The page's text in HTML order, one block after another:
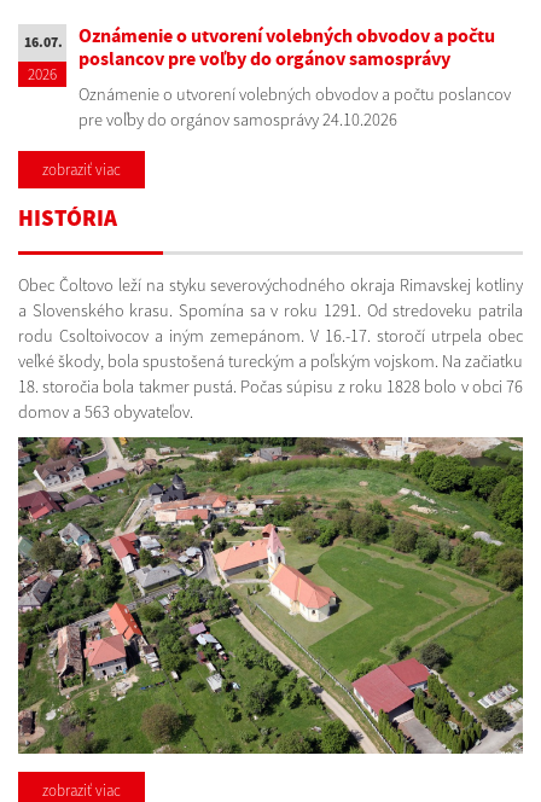
16.07.
2026
Oznámenie o utvorení volebných obvodov a počtu
poslancov pre voľby do orgánov samosprávy
Oznámenie o utvorení volebných obvodov a počtu poslancov
pre voľby do orgánov samosprávy 24.10.2026
zobraziť viac
HISTÓRIA
Obec Čoltovo leží na styku severovýchodného okraja Rimavskej kotliny
a Slovenského krasu. Spomína sa v roku 1291. Od stredoveku patrila
rodu Csoltoivocov a iným zemepánom. V 16.-17. storočí utrpela obec
veľké škody, bola spustošená tureckým a poľským vojskom. Na začiatku
18. storočia bola takmer pustá. Počas súpisu z roku 1828 bolo v obci 76
domov a 563 obyvateľov.
zobraziť viac